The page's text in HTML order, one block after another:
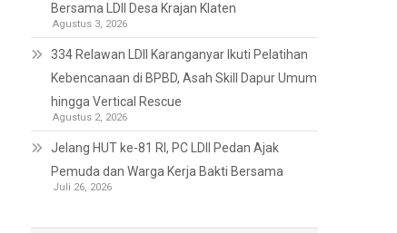
Bersama LDII Desa Krajan Klaten
Agustus 3, 2026
334 Relawan LDII Karanganyar Ikuti Pelatihan
Kebencanaan di BPBD, Asah Skill Dapur Umum
hingga Vertical Rescue
Agustus 2, 2026
Jelang HUT ke-81 RI, PC LDII Pedan Ajak
Pemuda dan Warga Kerja Bakti Bersama
Juli 26, 2026